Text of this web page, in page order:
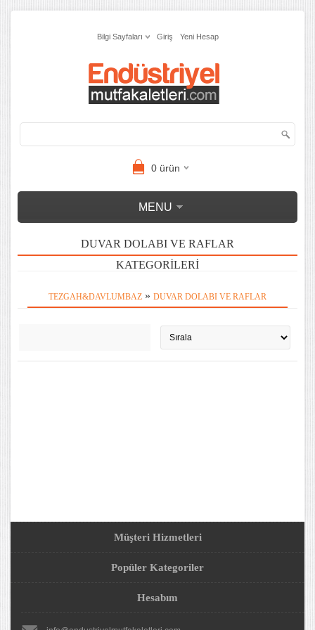
Bilgi Sayfaları Giriş Yeni Hesap
0ürün
MENU
DUVAR DOLABI VE RAFLAR
KATEGORILERI
TEZGAH&DAVLUMBAZ » DUVAR DOLABI VE RAFLAR
Müşteri Hizmetleri
Popüler Kategoriler
Hesabım